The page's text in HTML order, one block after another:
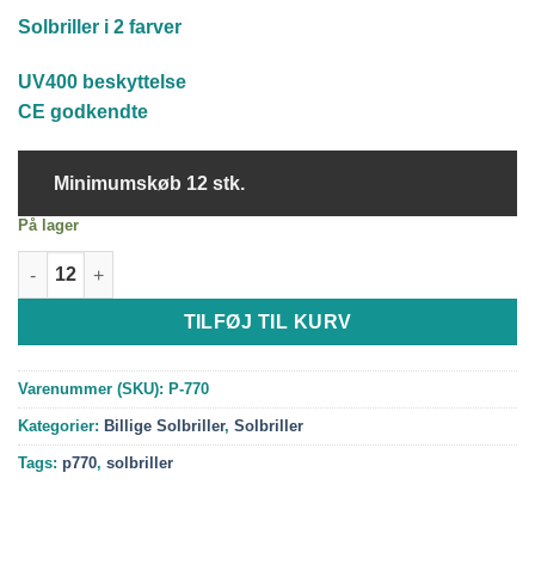
pris
var:
8.00 kr..
Solbriller i 2 farver
UV400 beskyttelse
CE godkendte
Minimumskøb 12 stk.
På lager
Madame solbriller - 2 Farver antal
TILFØJ TIL KURV
Varenummer (SKU): P-770
Kategorier: Billige Solbriller, Solbriller
Tags: p770, solbriller